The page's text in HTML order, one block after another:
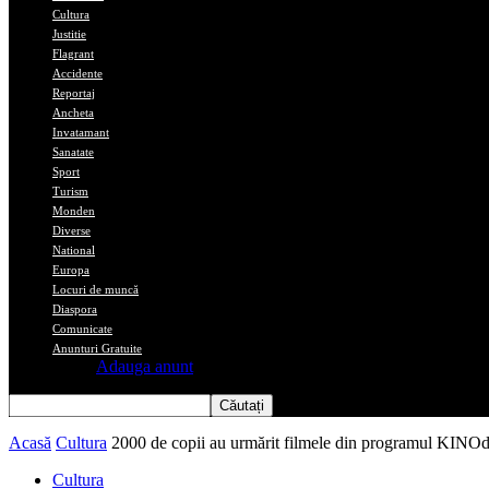
Cultura
Justitie
Flagrant
Accidente
Reportaj
Ancheta
Invatamant
Sanatate
Sport
Turism
Monden
Diverse
National
Europa
Locuri de muncă
Diaspora
Comunicate
Anunturi Gratuite
Adauga anunt
Acasă Cultura 2000 de copii au urmărit filmele din programul
Cultura